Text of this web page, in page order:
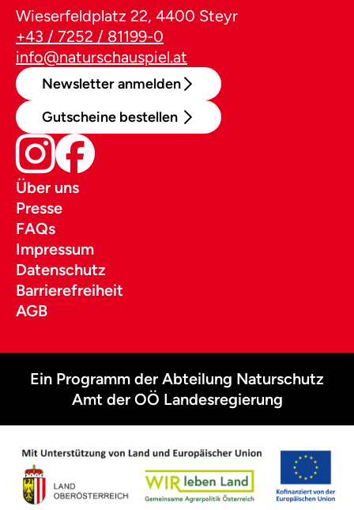
Wieserfeldplatz 22, 4400 Steyr
+43 / 7252 / 81199-0
info@naturschauspiel.at
Newsletter anmelden
Gutscheine bestellen
Über uns
Presse
FAQs
Impressum
Datenschutz
Barrierefreiheit
AGB
Ein Programm der Abteilung Naturschutz
Amt der OÖ Landesregierung